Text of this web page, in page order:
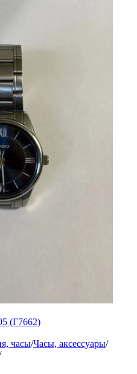
(Г7662)
часы/Часы, аксессуары/